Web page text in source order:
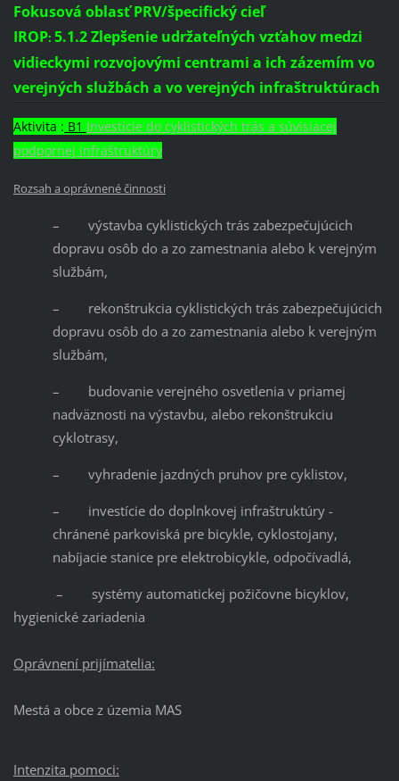
Fokusová oblasť PRV/špecifický cieľ
IROP: 5.1.2Zlepšenie udržateľných vzťahov medzi
vidieckymi rozvojovými centrami a ich zázemím vo
verejných službách a vo verejných infraštruktúrach
Aktivita : B1 Investície do cyklistických trás a súvisiacej
podpornej infraštruktúry
Rozsah a oprávnené činnosti
– výstavba cyklistických trás zabezpečujúcich
dopravu osôb do a zo zamestnania alebo k verejným
službám,
– rekonštrukcia cyklistických trás zabezpečujúcich
dopravu osôb do a zo zamestnania alebo k verejným
službám,
– budovanie verejného osvetlenia v priamej
nadväznosti na výstavbu, alebo rekonštrukciu
cyklotrasy,
– vyhradenie jazdných pruhov pre cyklistov,
– investície do doplnkovej infraštruktúry -
chránené parkoviská pre bicykle, cyklostojany,
nabíjacie stanice pre elektrobicykle, odpočívadlá,
– systémy automatickej požičovne bicyklov,
hygienické zariadenia
Oprávnení prijímatelia:
Mestá a obce z územia MAS
Intenzita pomoci: